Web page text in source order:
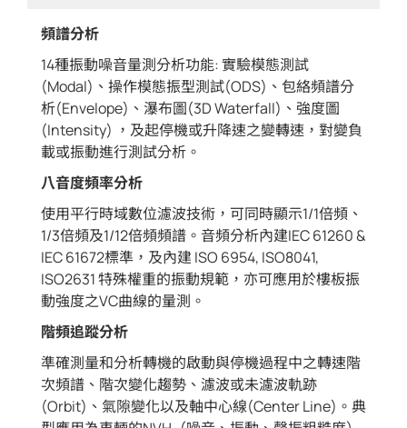
頻譜分析
14種振動噪音量測分析功能: 實驗模態測試
(Modal)、操作模態振型測試(ODS)、包絡頻譜分
析(Envelope)、瀑布圖(3D Waterfall)、強度圖
(Intensity) ，及起停機或升降速之變轉速，對變負
載或振動進行測試分析。
八音度頻率分析
使用平行時域數位濾波技術，可同時顯示1/1倍頻、
1/3倍頻及1/12倍頻頻譜。音頻分析內建IEC 61260 &
IEC 61672標準，及內建 ISO 6954, ISO8041,
ISO2631 特殊權重的振動規範，亦可應用於樓板振
動強度之VC曲線的量測。
階頻追蹤分析
準確測量和分析轉機的啟動與停機過程中之轉速階
次頻譜、階次變化趨勢、濾波或未濾波軌跡
(Orbit)、氣隙變化以及軸中心線(Center Line)。典